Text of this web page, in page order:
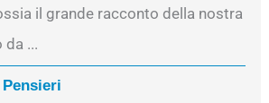
il grande racconto della nostra
da ...